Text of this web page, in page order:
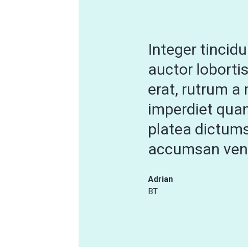
Integer
auctor
erat, rutrum a
imperdiet
platea
accumsan
Adrian
BT